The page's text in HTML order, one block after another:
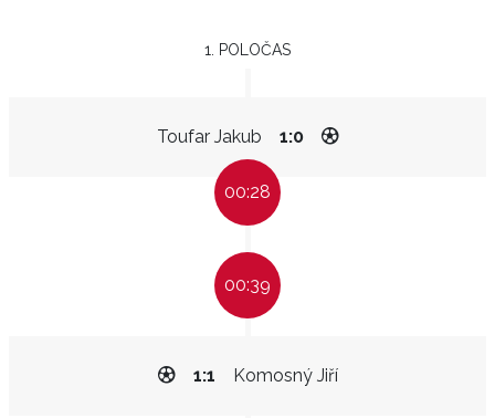
1. POLOČAS
Toufar Jakub 1:0
00:28
00:39
Komosný Jiří
1:1